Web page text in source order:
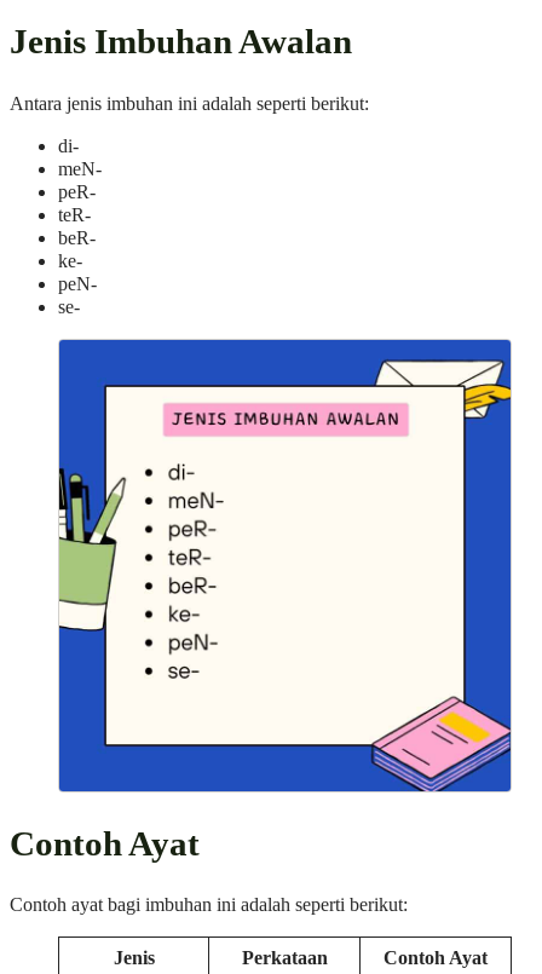
Jenis Imbuhan Awalan
Antara jenis imbuhan ini adalah seperti berikut:
di-
meN-
peR-
teR-
beR-
ke-
peN-
se-
Contoh Ayat
Contoh ayat bagi imbuhan ini adalah seperti berikut:
Jenis Perkataan Contoh Ayat